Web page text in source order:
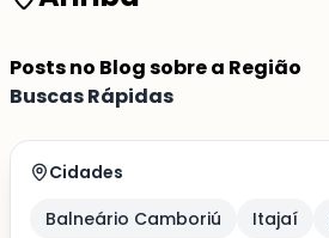
Posts no Blog sobre a Região
Buscas Rápidas
Cidades
Balneário Camboriú
Itajaí